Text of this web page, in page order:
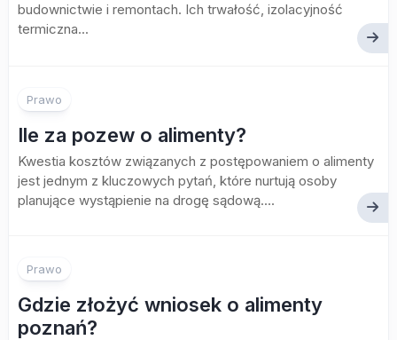
budownictwie i remontach. Ich trwałość, izolacyjność
termiczna...
Prawo
Ile za pozew o alimenty?
Kwestia kosztów związanych z postępowaniem o alimenty
jest jednym z kluczowych pytań, które nurtują osoby
planujące wystąpienie na drogę sądową....
Prawo
Gdzie złożyć wniosek o alimenty
poznań?